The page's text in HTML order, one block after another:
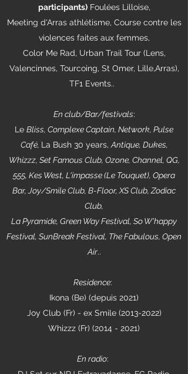
participants)Foulées Lilloise,
Meeting d'Arras athlétisme, Course contre les
violences faites aux femmes,
Color Me Rad, Urban Trail Tour (Lens,
Valencinnes, Tourcoing, St Omer, Lille,Arras),
TF1 Events..
En club/Bar/festivals:
Le Bliss, Complexe Captain, Network, Pulse
Café, La Bush 30 years, Antique, Dukes,
Whizzz, Set Famous Club, Ozone, Channel, QG,
555, Kes West, L'impasse (Le Touquet), Opera
Bar, Joy/Smile Club, B-Floor, XS Club, Zodiac
Club,
La Pyramide, Green Way Festival, So W'happy
Festival, SunBreak Festival, The Fabulous, Open
Air..
Residence:
Ikona (Be) (depuis 2021)
Joy Club (Fr) - ex Smile (2013-2022)
Whizzz (Fr) (2014 - 2021)
En radio: